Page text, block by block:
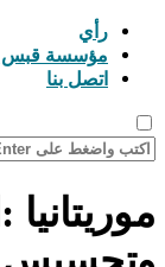
رأي
مؤسسة قبس ETS GHABESS
اتصل بنا